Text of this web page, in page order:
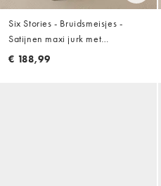
Six Stories - Bruidsmeisjes -
Satijnen maxi jurk met
gedrapeerd detail en blote
€ 188,99